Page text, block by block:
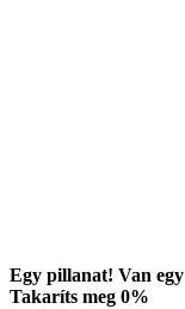
Egy pillanat! Van
Takaríts meg 0%